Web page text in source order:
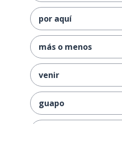
por aquí
más o menos
venir
guapo